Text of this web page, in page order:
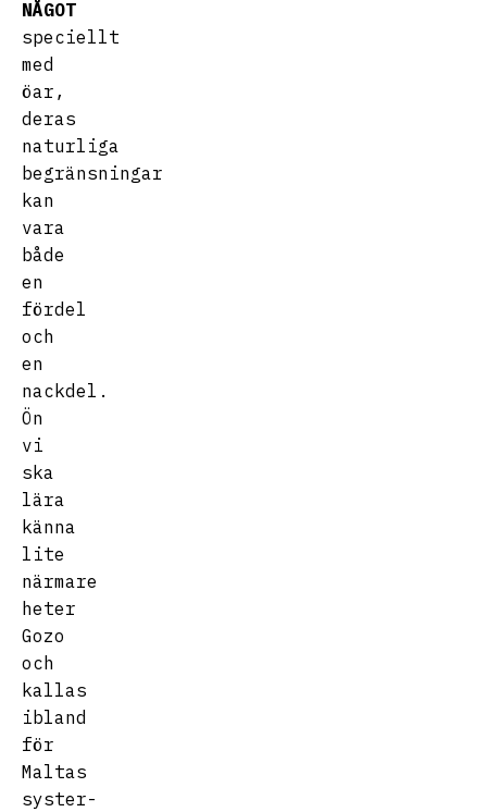
NÅGOT
speciellt
med
öar,
deras
naturliga
begränsningar
kan
vara
både
en
fördel
och
en
nackdel.
Ön
vi
ska
lära
känna
lite
närmare
heter
Gozo
och
kallas
ibland
för
Maltas
syster-